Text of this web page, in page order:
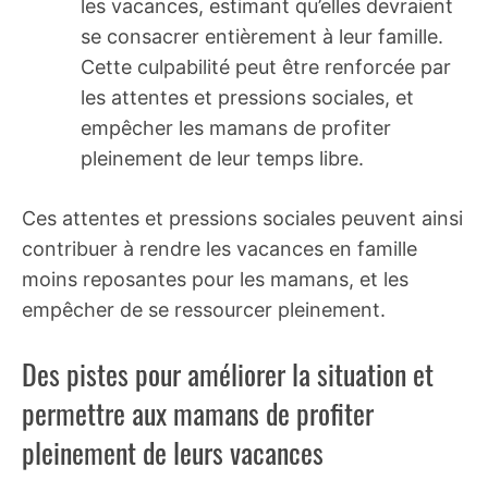
les vacances, estimant qu’elles devraient
se consacrer entièrement à leur famille.
Cette culpabilité peut être renforcée par
les attentes et pressions sociales, et
empêcher les mamans de profiter
pleinement de leur temps libre.
Ces attentes et pressions sociales peuvent ainsi
contribuer à rendre les vacances en famille
moins reposantes pour les mamans, et les
empêcher de se ressourcer pleinement.
Des pistes pour améliorer la situation et
permettre aux mamans de profiter
pleinement de leurs vacances